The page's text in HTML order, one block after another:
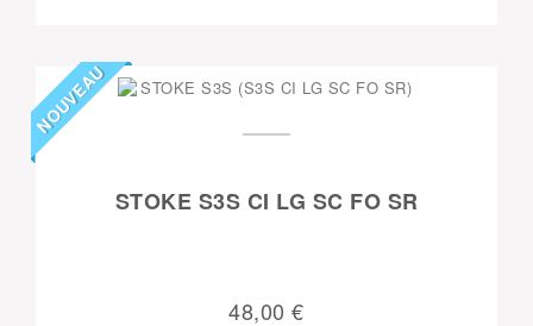
NOUVEAU
STOKE S3S CI LG SC FO SR
48,00 €